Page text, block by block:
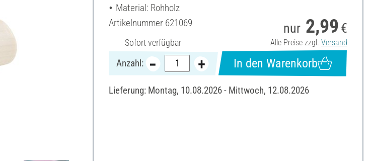
Material: Rohholz
Artikelnummer 621069
Sofort verfügbar
nur 2,99 €
Alle Preise zzgl. Versand
Anzahl: In den Warenkorb
Lieferung: Montag, 10.08.2026 - Mittwoch, 12.08.2026